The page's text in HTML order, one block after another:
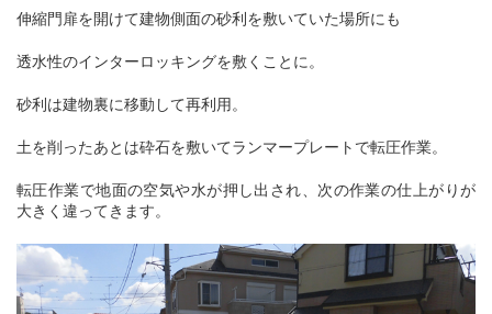
伸縮門扉を開けて建物側面の砂利を敷いていた場所にも
透水性のインターロッキングを敷くことに。
砂利は建物裏に移動して再利用。
土を削ったあとは砕石を敷いてランマープレートで転圧作業。
転圧作業で地面の空気や水が押し出され、次の作業の仕上がりが
大きく違ってきます。